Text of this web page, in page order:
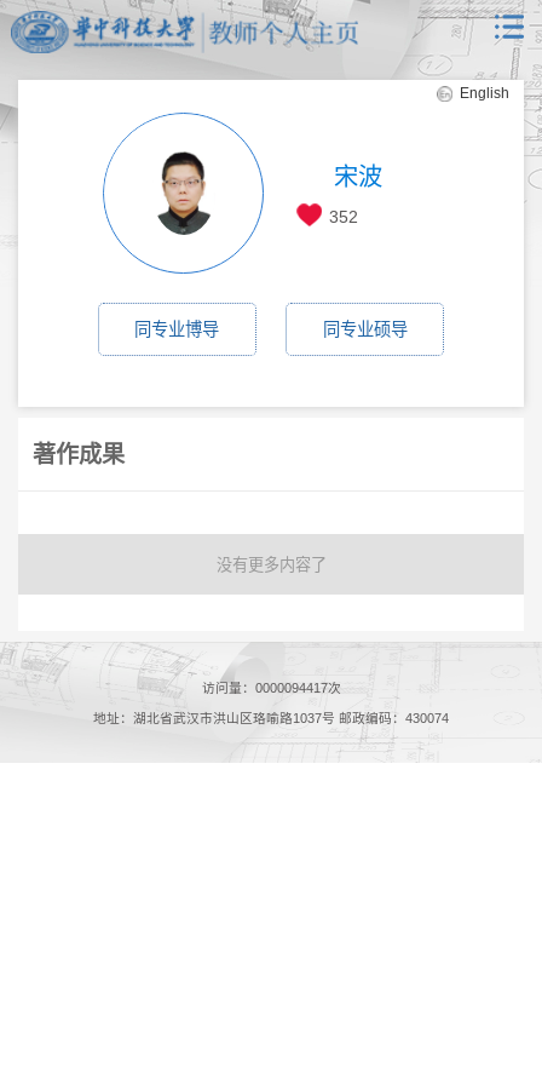
English
宋波
352
同专业博导 同专业硕导
著作成果
没有更多内容了
访问量： 0000094417次
地址：湖北省武汉市洪山区珞喻路1037号 邮政编码：430074